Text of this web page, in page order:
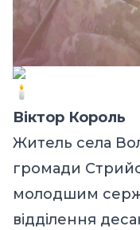
Віктор Король
Житель села
громади
молодшим
відділення